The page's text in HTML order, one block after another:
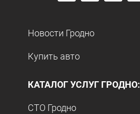
Новости Гродно
Купить авто
КАТАЛОГ УСЛУГ ГРОДНО:
СТО Гродно